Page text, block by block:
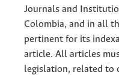
Journals and
Colombia, and in all
pertinent for its
article. All articles
legislation, related to